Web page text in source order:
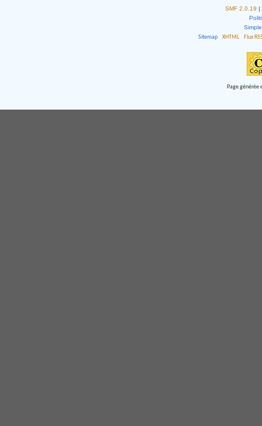
SMF 2.0.19 |
Sitemap
XHTML Flux
Page générée